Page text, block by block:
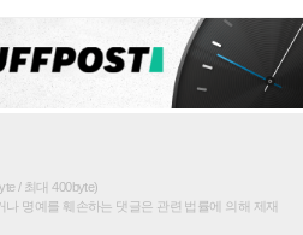
/ 최대 400byte)
명예를 훼손하는 댓글은 관련 법률에 의해 제재